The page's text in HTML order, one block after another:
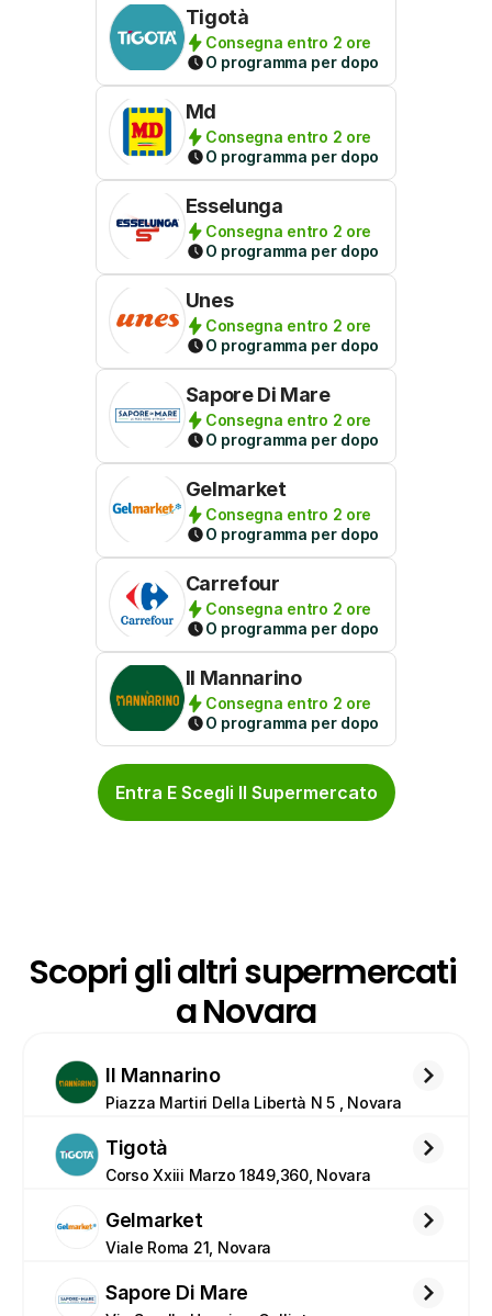
Tigotà
Consegna entro 2 ore
O programma per dopo
Md
Consegna entro 2 ore
O programma per dopo
Esselunga
Consegna entro 2 ore
O programma per dopo
Unes
Consegna entro 2 ore
O programma per dopo
Sapore Di Mare
Consegna entro 2 ore
O programma per dopo
Gelmarket
Consegna entro 2 ore
O programma per dopo
Carrefour
Consegna entro 2 ore
O programma per dopo
Il Mannarino
Consegna entro 2 ore
O programma per dopo
Entra E Scegli Il Supermercato
Scopri gli altri supermercati
a Novara
Il Mannarino
Piazza Martiri Della Libertà N 5 , Novara
Tigotà
Corso Xxiii Marzo 1849,360, Novara
Gelmarket
Viale Roma 21, Novara
Sapore Di Mare